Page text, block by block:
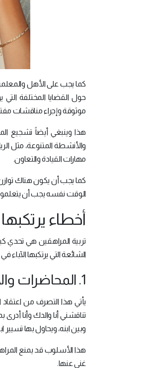
كما يجب على الأهل
حول القضايا المختلفة
موثوقة وإجراء مناقشات
هذا وينبغي أيضاً تشجيع
والأنشطة المتنوعة، مثل
مهارات القيادة والتعاون.
كما يجب أن يكون هناك توازن
الوقت نفسه يجب أن
أخطاء
تربية المراهقين هي تحدي
الشائعة التي يرتكبها الآباء
1. المحاضرات والأوامر بدلاً من لغة الحوار:
يأتي هذا التصرف من اعتقاد
تناقشني أنا والدك وأنا
وبين ابنه، ويحاول بها تسيير
هذا الأسلوب قد يمنع
غنى عنها.